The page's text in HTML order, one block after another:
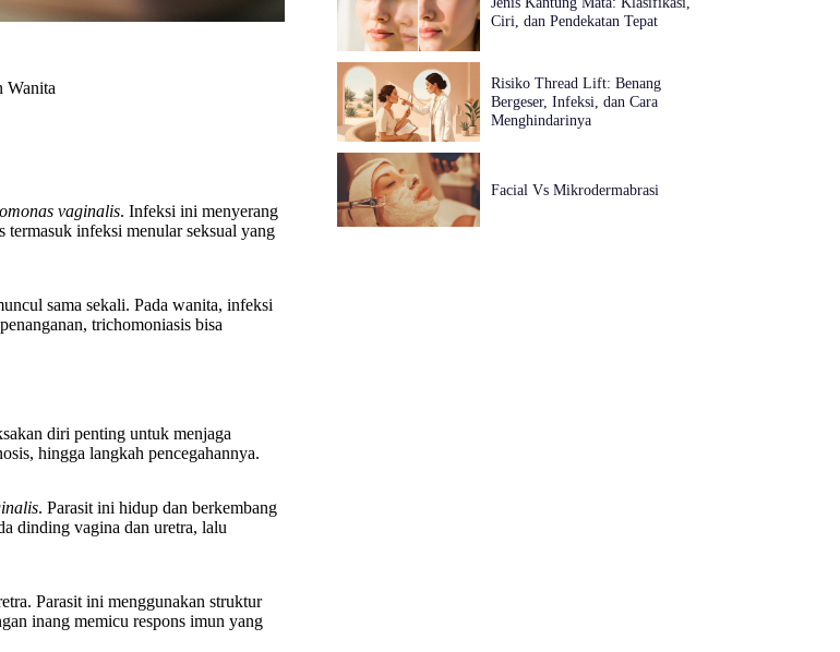
Wanita
vaginalis. Infeksi ini menyerang
infeksi menular seksual yang
sama sekali. Pada wanita, infeksi
trichomoniasis bisa
diri penting untuk menjaga
hingga langkah pencegahannya.
. Parasit ini hidup dan berkembang
dinding vagina dan uretra, lalu
Parasit ini menggunakan struktur
inang memicu respons imun yang
Ciri, dan Pendekatan Tepat
Risiko Thread Lift: Benang
Bergeser, Infeksi, dan Cara
Menghindarinya
Facial Vs Mikrodermabrasi